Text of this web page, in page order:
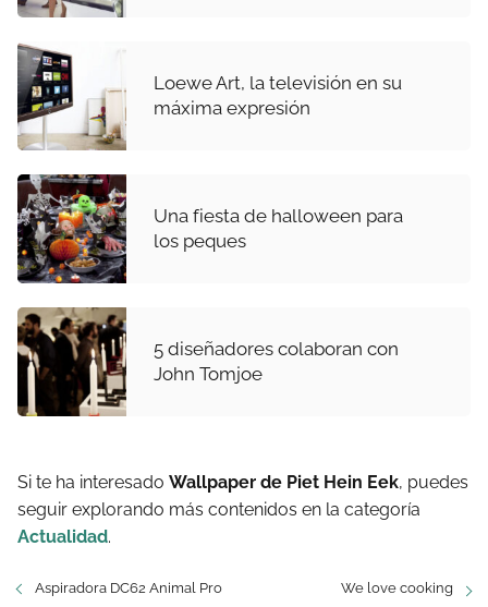
Loewe Art, la televisión en su
máxima expresión
Una fiesta de halloween para
los peques
5 diseñadores colaboran con
John Tomjoe
Si te ha interesado Wallpaper de Piet Hein Eek, puedes
seguir explorando más contenidos en la categoría
Actualidad.
Aspiradora DC62 Animal Pro We love cooking